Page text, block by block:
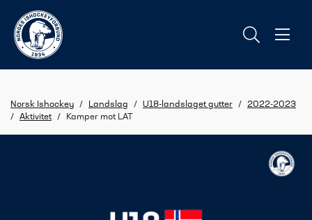
Norsk Ishockey / Landslag / U18-landslaget gutter /
2022-2023
/
Aktivitet / Kamper mot LAT